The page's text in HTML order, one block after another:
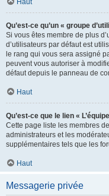
Haut
Qu’est-ce qu’un « groupe
Si vous êtes membre de plus
d’utilisateurs par défaut est
le rang qui vous sera assigné
peuvent vous autoriser à
défaut depuis le panneau de
Haut
Qu’est-ce que le lien «
Cette page liste les membres
administrateurs et les
supplémentaires tels que les
Haut
Messagerie privée